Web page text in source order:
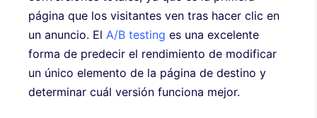
página que los visitantes ven tras hacer clic en
un anuncio. El A/B testing es una excelente
forma de predecir el rendimiento de modificar
un único elemento de la página de destino y
determinar cuál versión funciona mejor.